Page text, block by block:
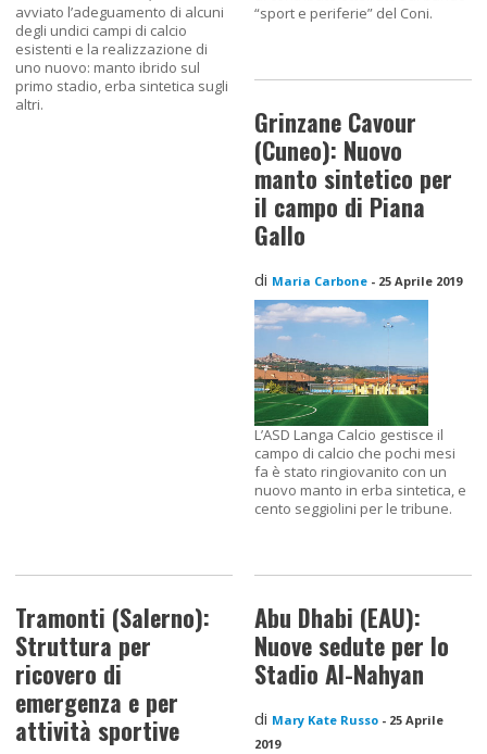
avviato l’adeguamento di alcuni
degli undici campi di calcio
esistenti e la realizzazione di
uno nuovo: manto ibrido sul
primo stadio, erba sintetica sugli
altri.
“sport e periferie” del Coni.
Grinzane Cavour
(Cuneo): Nuovo
manto sintetico per
il campo di Piana
Gallo
di Maria Carbone - 25 Aprile 2019
L’ASD Langa Calcio gestisce il
campo di calcio che pochi mesi
fa è stato ringiovanito con un
nuovo manto in erba sintetica, e
cento seggiolini per le tribune.
Tramonti (Salerno):
Struttura per
ricovero di
emergenza e per
attività sportive
Abu Dhabi (EAU):
Nuove sedute per lo
Stadio Al-Nahyan
di Mary Kate Russo - 25 Aprile
2019